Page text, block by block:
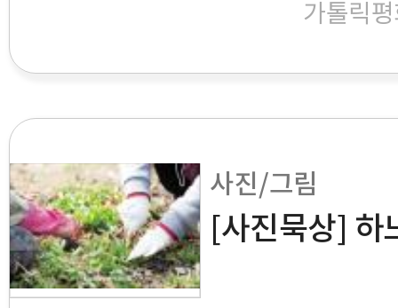
가톨릭
사진/그림
[사진묵상] 하